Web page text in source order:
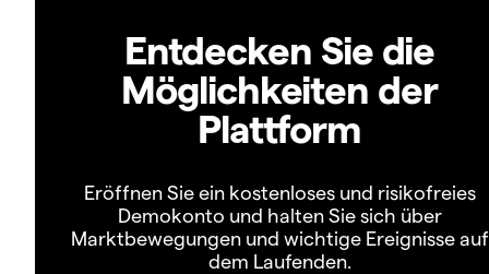
Entdecken Sie die
Möglichkeiten der
Plattform
Eröffnen Sie ein kostenloses und risikofreies
Demokonto und halten Sie sich über
Marktbewegungen und wichtige Ereignisse auf
dem Laufenden.